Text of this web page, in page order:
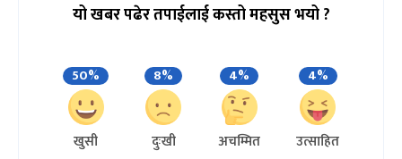
यो खबर पढेर तपाईलाई कस्तो महसुस भयो ?
50%
खुसी
8%
दुःखी
4%
अचम्मित
4%
उत्साहित